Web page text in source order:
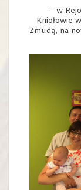
– w
Kniołowie
Zmudą, na